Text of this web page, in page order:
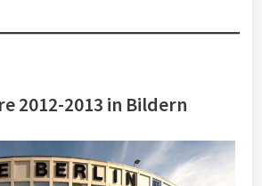
2012-2013 in Bildern